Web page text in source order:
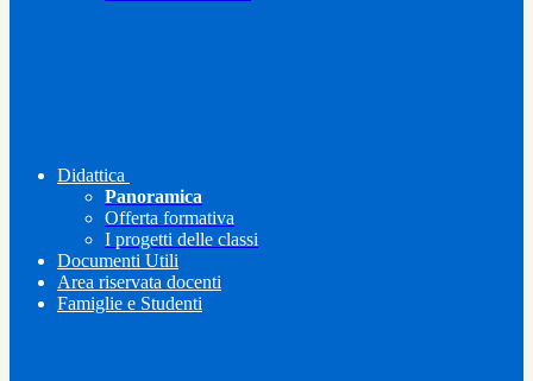
Didattica
Panoramica
Offerta formativa
I progetti delle classi
Documenti Utili
Area riservata docenti
Famiglie e Studenti